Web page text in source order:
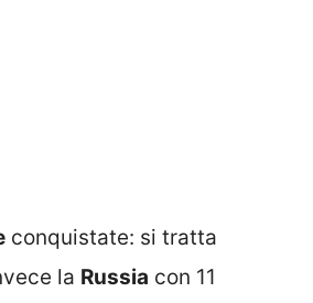
conquistate: si tratta
la Russia con 11